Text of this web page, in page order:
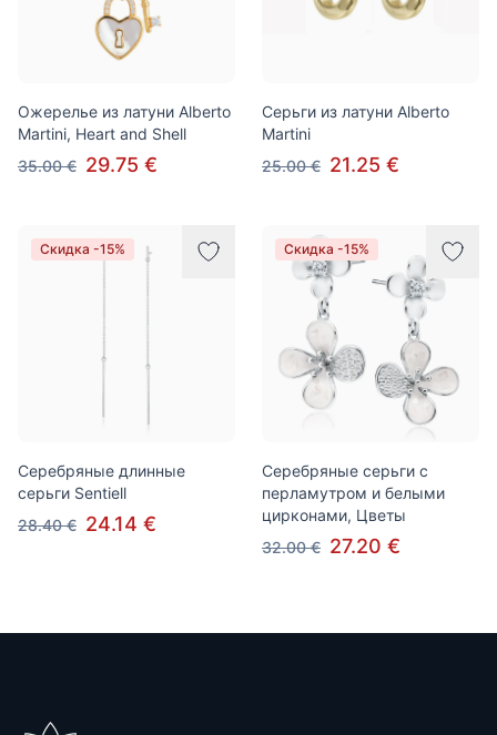
Ожерелье из латуни Alberto
Martini, Heart and Shell
35.00 € 29.75 €
Серьги из латуни Alberto
Martini
25.00 € 21.25 €
Скидка -15%
Серебряные длинные
серьги Sentiell
28.40 € 24.14 €
Скидка -15%
Серебряные серьги с
перламутром и белыми
цирконами, Цветы
32.00 € 27.20 €